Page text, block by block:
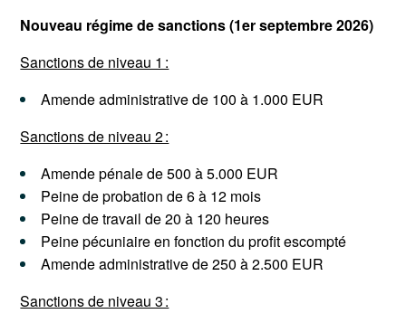
Nouveau régime de sanctions (1er septembre 2026)
Sanctions de niveau 1 :
Amende administrative de 100 à 1.000 EUR
Sanctions de niveau 2 :
Amende pénale de 500 à 5.000 EUR
Peine de probation de 6 à 12 mois
Peine de travail de 20 à 120 heures
Peine pécuniaire en fonction du profit escompté
Amende administrative de 250 à 2.500 EUR
Sanctions de niveau 3 :